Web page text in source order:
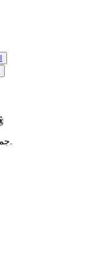
© 2026 PUT-IT-ON. جميع الحقوق محفوظة.